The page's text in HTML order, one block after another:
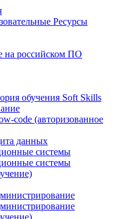
Ресурсы
на российском ПО
обучения Soft Skills
code (авторизованное
данных
системы
системы